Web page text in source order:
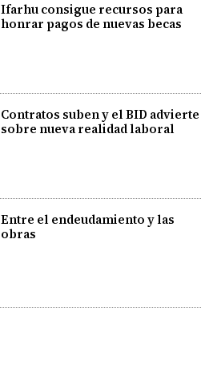
Ifarhu consigue recursos para
honrar pagos de nuevas becas
Contratos suben y el BID advierte
sobre nueva realidad laboral
Entre el endeudamiento y las
obras